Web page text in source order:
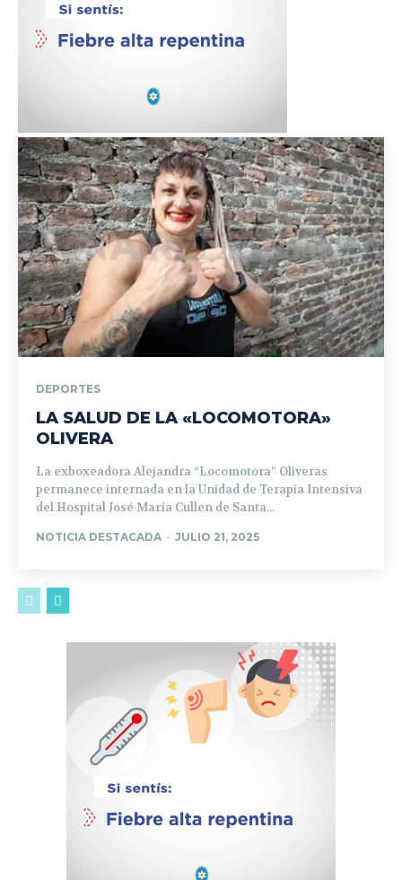
DEPORTES
LA SALUD DE LA «LOCOMOTORA»
OLIVERA
La exboxeadora Alejandra “Locomotora” Oliveras
permanece internada en la Unidad de Terapia Intensiva
del Hospital José María Cullen de Santa...
NOTICIA DESTACADA - JULIO 21, 2025